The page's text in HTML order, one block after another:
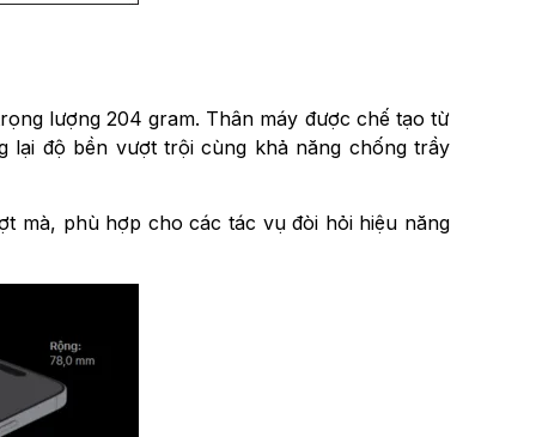
lượng 204 gram. Thân máy được chế tạo từ
lại độ bền vượt trội cùng khả năng chống trầy
mà, phù hợp cho các tác vụ đòi hỏi hiệu năng